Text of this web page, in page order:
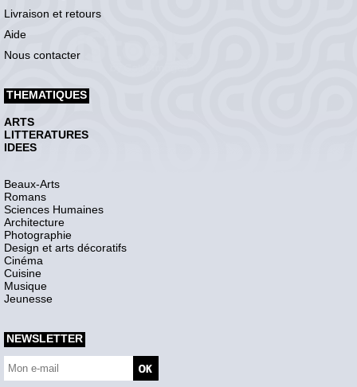
Livraison et retours
Aide
Nous contacter
THEMATIQUES
ARTS
LITTERATURES
IDEES
Beaux-Arts
Romans
Sciences Humaines
Architecture
Photographie
Design et arts décoratifs
Cinéma
Cuisine
Musique
Jeunesse
NEWSLETTER